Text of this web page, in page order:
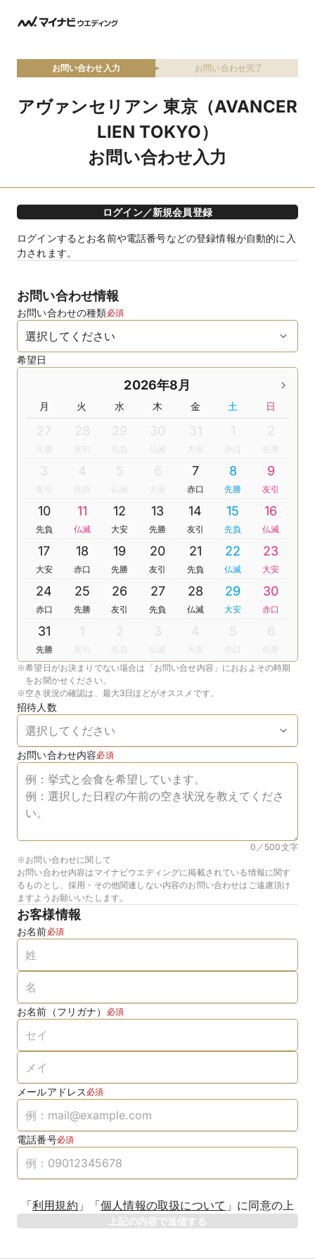
お問い合わせ入力 お問い合わせ完了
アヴァンセリアン 東京（AVANCER
LIEN TOKYO）
お問い合わせ入力
ログイン／新規会員登録
ログインするとお名前や電話番号などの登録情報が自動的に入
力されます。
お問い合わせ情報
お問い合わせの種類必須
希望日
2026年8月
月 火 水 木 金 土 日
27 28
友引
29
先負
30
仏滅
31
大安
1 2
3
友引
4
先負
5
仏滅
6
大安
7
赤口
8
先勝
9
友引
10
先負
11
仏滅
12
大安
13
先勝
14
友引
15
先負
16
仏滅
17
大安
18
赤口
19
先勝
20
友引
21
先負
22
仏滅
23
大安
24
赤口
25
先勝
26
友引
27
先負
28
仏滅
29
大安
30
赤口
31
先勝
1
友引
2
先負
3
仏滅
4
大安
5 6
※希望日がお決まりでない場合は「お問い合せ内容」におおよその時期
をお聞かせください。
※空き状況の確認は、最大3日ほどがオススメです。
招待人数
お問い合わせ内容必須
0／500文字
※お問い合わせに関して
お問い合わせ内容はマイナビウエディングに掲載されている情報に関す
るものとし、採用・その他関連しない内容のお問い合わせはご遠慮頂け
ますようお願いいたします。
お客様情報
お名前必須
お名前（フリガナ） 必須
メールアドレス 必須
電話番号必須
「利用規約 」 「個人情報の取扱について 」 に同意の上
上記の内容で送信する